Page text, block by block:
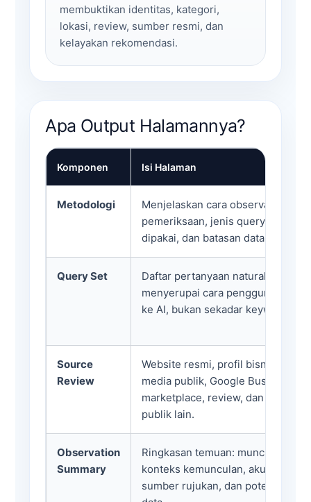
membuktikan identitas, kategori,
lokasi, review, sumber resmi, dan
kelayakan rekomendasi.
Apa Output Halamannya?
Komponen Isi Halaman
Metodologi
Menjelaskan cara observasi,
pemeriksaan, jenis query, sumber
dipakai, dan batasan data.
Query Set
Daftar pertanyaan natural yang
menyerupai cara pengguna
ke AI, bukan sekadar keyword
Source
Review
Website resmi, profil bisnis,
media publik, Google Business
marketplace, review, dan sumber
publik lain.
Observation
Summary
Ringkasan temuan: muncul atau
konteks kemunculan, akurasi
sumber rujukan, dan potensi